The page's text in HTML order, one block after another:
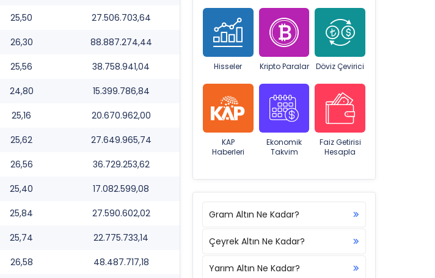
25,50
27.506.703,64
26,30
88.887.274,44
25,56
38.758.941,04
24,80
15.399.786,84
25,16
20.670.962,00
25,62
27.649.965,74
26,56
36.729.253,62
25,40
17.082.599,08
25,84
27.590.602,02
25,74
22.775.733,14
26,58
48.487.717,18
Hisseler Kripto Paralar Döviz Çevirici
KAP
Haberleri
Ekonomik
Takvim
Faiz Getirisi
Hesapla
Gram Altın Ne Kadar?
Çeyrek Altın Ne Kadar?
Yarım Altın Ne Kadar?